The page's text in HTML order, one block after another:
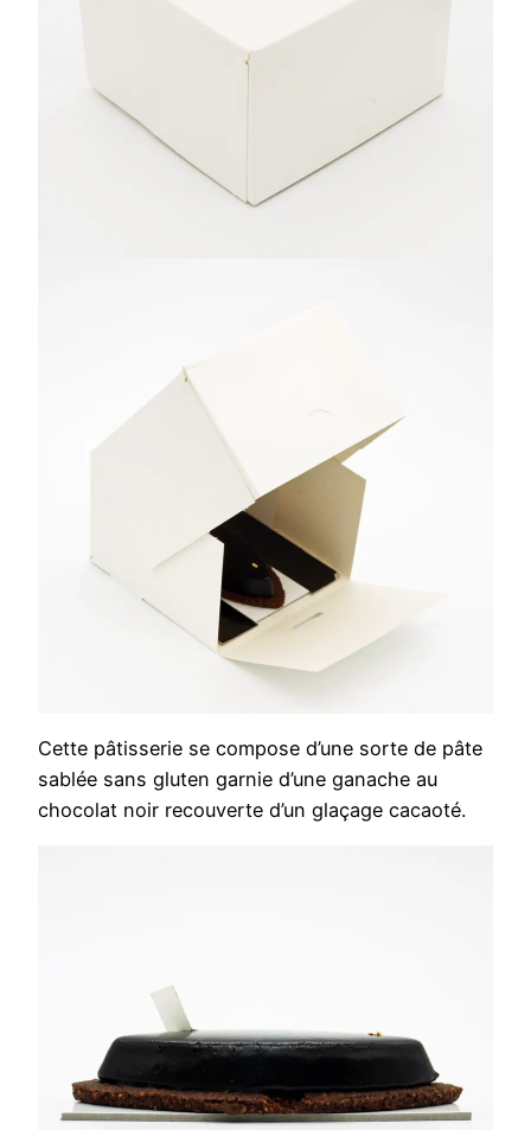
Cette pâtisserie se compose d’une sorte de pâte
sablée sans gluten garnie d’une ganache au
chocolat noir recouverte d’un glaçage cacaoté.